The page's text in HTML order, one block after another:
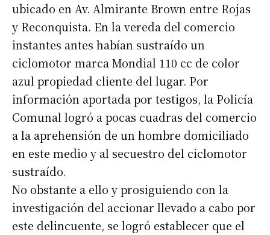
ubicado en Av. Almirante Brown entre Rojas
y Reconquista. En la vereda del comercio
instantes antes habían sustraído un
ciclomotor marca Mondial 110 cc de color
azul propiedad cliente del lugar. Por
información aportada por testigos, la Policía
Comunal logró a pocas cuadras del comercio
a la aprehensión de un hombre domiciliado
en este medio y al secuestro del ciclomotor
sustraído.
No obstante a ello y prosiguiendo con la
investigación del accionar llevado a cabo por
este delincuente, se logró establecer que el